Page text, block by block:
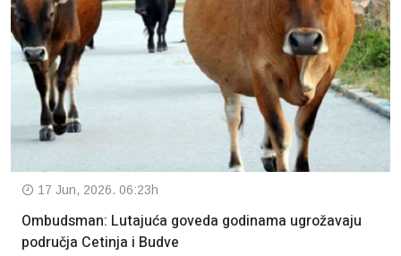
17 Jun, 2026. 06:23h
Ombudsman: Lutajuća goveda godinama ugrožavaju
područja Cetinja i Budve